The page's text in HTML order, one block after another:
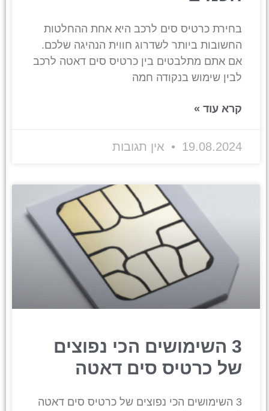
בחירת כרטיס סים לרכב היא אחת ההחלטות
החשובות ביותר לשדרוג חווית הנהיגה שלכם.
אם אתם מתלבטים בין כרטיס סים דאטה לרכב
לבין שימוש בנקודה חמה
קרא עוד »
19.08.2024 אין תגובות
3 השימושים הכי נפוצים
של כרטיס סים דאטה
3 השימושים הכי נפוצים של כרטיס סים דאטה